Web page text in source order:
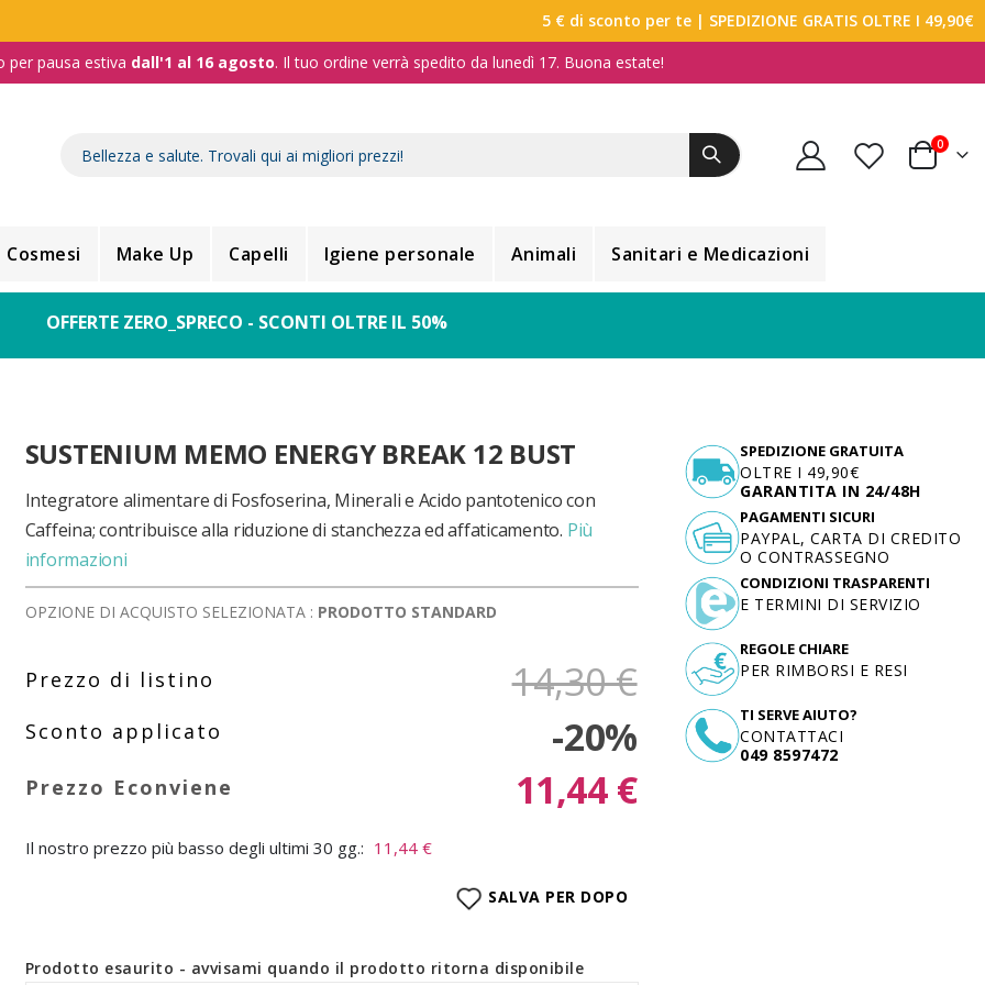
5 € di sconto per te | SPEDIZIONE GRATIS OLTRE I 49,90€
per pausa estiva dall'1 al 16 agosto. Il tuo ordine verrà spedito da lunedì 17. Buona estate!
Carrello
0
Cosmesi Make Up Capelli Igiene personale Animali Sanitari e Medicazioni
OFFERTE ZERO_SPRECO - SCONTI OLTRE IL 50%
SUSTENIUM MEMO ENERGY BREAK 12 BUST
Integratore alimentare di Fosfoserina, Minerali e Acido pantotenico con
Caffeina; contribuisce alla riduzione di stanchezza ed affaticamento. Più
informazioni
OPZIONE DI ACQUISTO SELEZIONATA : PRODOTTO STANDARD
14,30 €
-20%
11,44 €
Il nostro prezzo più basso degli ultimi 30 gg.: 11,44 €
SALVA PER DOPO
Prodotto esaurito - avvisami quando il prodotto ritorna disponibile
SPEDIZIONE GRATUITA
OLTRE I 49,90€
GARANTITA IN 24/48H
TI SERVE AIUTO?
CONTATTACI
049 8597472
PAGAMENTI SICURI
PAYPAL, CARTA DI CREDITO
O CONTRASSEGNO
CONDIZIONI TRASPARENTI
E TERMINI DI SERVIZIO
REGOLE CHIARE
PER RIMBORSI E RESI